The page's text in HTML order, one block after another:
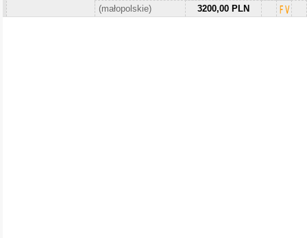
(małopolskie) 3200,00 PLN